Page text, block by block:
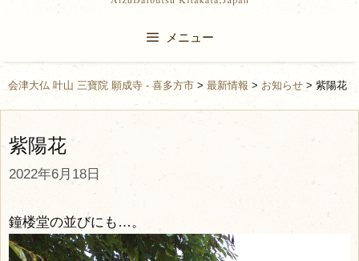
メニュー
会津大仏 叶山 三寶院 願成寺 - 喜多方市 > 最新情報 > お知らせ > 紫陽花
紫陽花
2022年6月18日
鐘楼堂の並びにも…。